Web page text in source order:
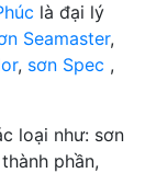
là đại lý
Seamaster,
, sơn Spec ,
loại như: sơn
phần,